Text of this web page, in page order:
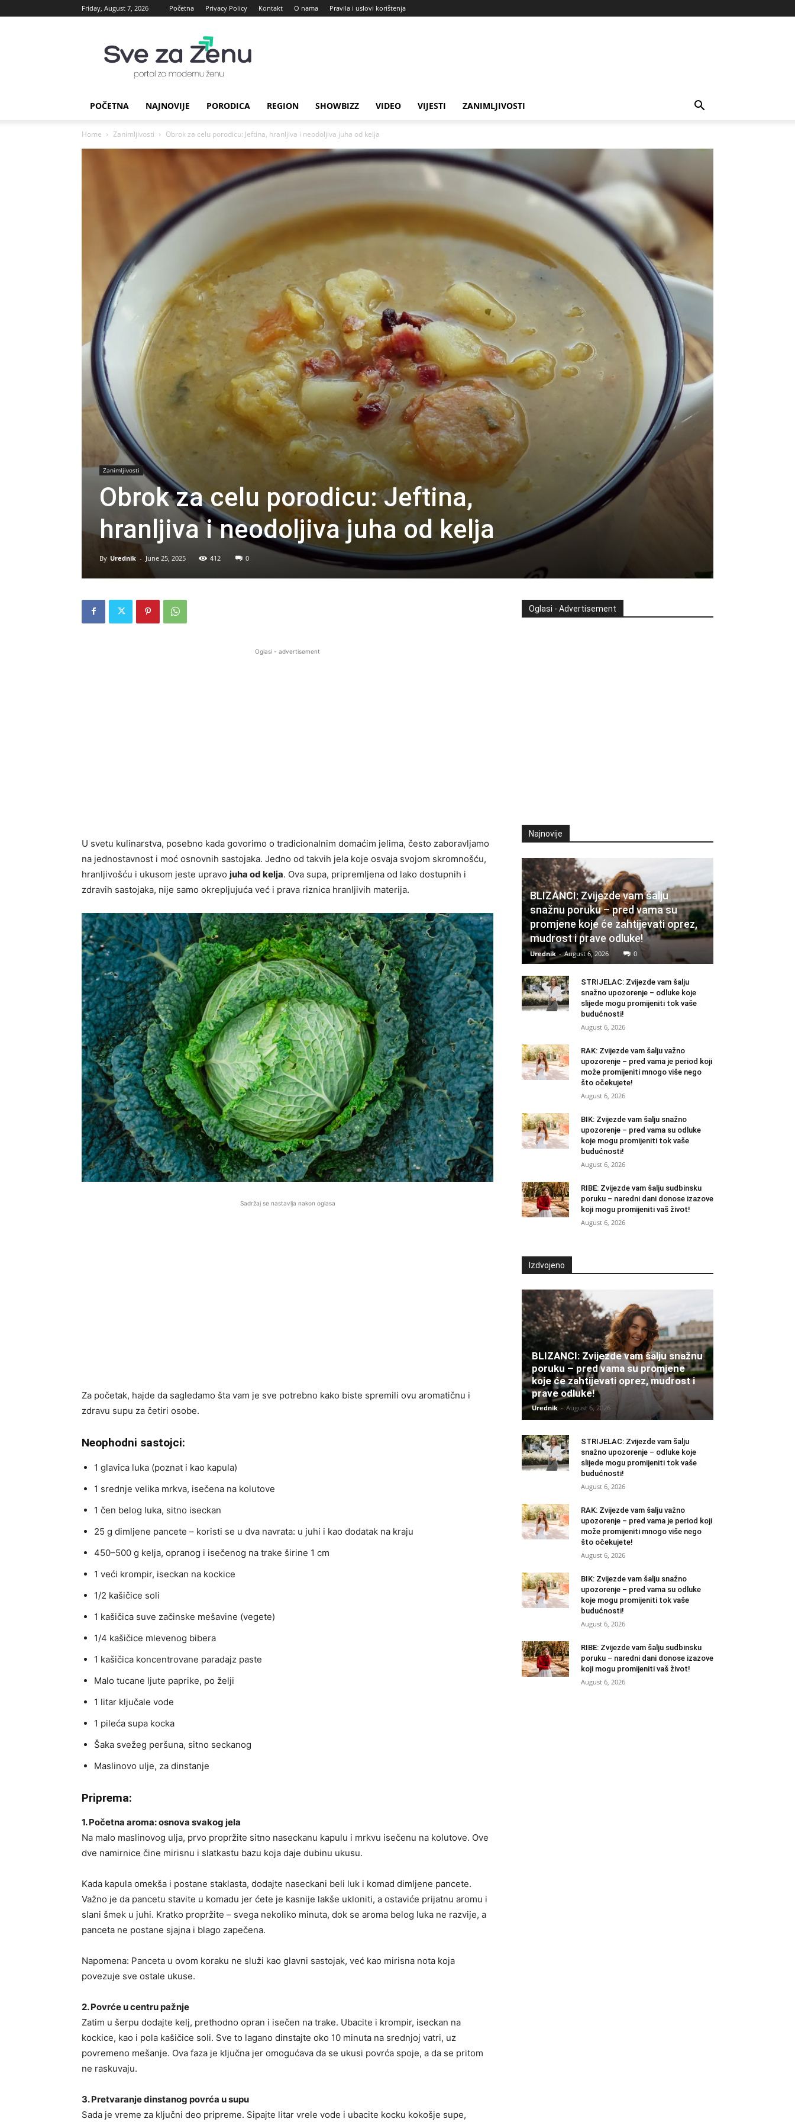
Friday, August 7, 2026 Početna Privacy Policy Kontakt O nama Pravila i uslovi korištenja
za
Zenu
POČETNA NAJNOVIJE PORODICA REGION SHOWBIZZ VIDEO VIJESTI ZANIMLJIVOSTI
Home Zanimljivosti Obrok za celu porodicu: Jeftina, hranljiva i neodoljiva juha od kelja
Zanimljivosti
Obrok za celu porodicu: Jeftina,
hranljiva i neodoljiva juha od kelja
By Urednik - June 25, 2025 412 0
Oglasi - advertisement
U svetu kulinarstva, posebno kada govorimo o tradicionalnim domaćim jelima, često zaboravljamo
na jednostavnost i moć osnovnih sastojaka. Jedno od takvih jela koje osvaja svojom skromnošću,
hranljivošću i ukusom jeste upravo juha od kelja. Ova supa, pripremljena od lako dostupnih i
zdravih sastojaka, nije samo okrepljujuća već i prava riznica hranljivih materija.
Sadržaj se nastavlja nakon oglasa
Za početak, hajde da sagledamo šta vam je sve potrebno kako biste spremili ovu aromatičnu i
zdravu supu za četiri osobe.
Neophodni sastojci:
1 glavica luka (poznat i kao kapula)
1 srednje velika mrkva, isečena na kolutove
1 čen belog luka, sitno iseckan
25 g dimljene pancete – koristi se u dva navrata: u juhi i kao dodatak na kraju
450–500 g kelja, opranog i isečenog na trake širine 1 cm
1 veći krompir, iseckan na kockice
1/2 kašičice soli
1 kašičica suve začinske mešavine (vegete)
1/4 kašičice mlevenog bibera
1 kašičica koncentrovane paradajz paste
Malo tucane ljute paprike, po želji
1 litar ključale vode
1 pileća supa kocka
Šaka svežeg peršuna, sitno seckanog
Maslinovo ulje, za dinstanje
Priprema:
1. Početna aroma: osnova svakog jela
Na malo maslinovog ulja, prvo propržite sitno naseckanu kapulu i mrkvu isečenu na kolutove. Ove
dve namirnice čine mirisnu i slatkastu bazu koja daje dubinu ukusu.
Kada kapula omekša i postane staklasta, dodajte naseckani beli luk i komad dimljene pancete.
Važno je da pancetu stavite u komadu jer ćete je kasnije lakše ukloniti, a ostaviće prijatnu aromu i
slani šmek u juhi. Kratko propržite – svega nekoliko minuta, dok se aroma belog luka ne razvije, a
panceta ne postane sjajna i blago zapečena.
Napomena: Panceta u ovom koraku ne služi kao glavni sastojak, već kao mirisna nota koja
povezuje sve ostale ukuse.
2. Povrće u centru pažnje
Zatim u šerpu dodajte kelj, prethodno opran i isečen na trake. Ubacite i krompir, iseckan na
kockice, kao i pola kašičice soli. Sve to lagano dinstajte oko 10 minuta na srednjoj vatri, uz
povremeno mešanje. Ova faza je ključna jer omogućava da se ukusi povrća spoje, a da se pritom
ne raskuvaju.
3. Pretvaranje dinstanog povrća u supu
Sada je vreme za ključni deo pripreme. Sipajte litar vrele vode i ubacite kocku kokošje supe,
Oglasi - Advertisement
Najnovije
BLIZANCI: Zvijezde vam šalju
snažnu poruku – pred vama su
promjene koje će zahtijevati oprez,
mudrost i prave odluke!
Urednik - August 6, 2026 0
STRIJELAC: Zvijezde vam šalju
snažno upozorenje – odluke koje
slijede mogu promijeniti tok vaše
budućnosti!
August 6, 2026
RAK: Zvijezde vam šalju važno
upozorenje – pred vama je period koji
može promijeniti mnogo više nego
što očekujete!
August 6, 2026
BIK: Zvijezde vam šalju snažno
upozorenje – pred vama su odluke
koje mogu promijeniti tok vaše
budućnosti!
August 6, 2026
RIBE: Zvijezde vam šalju sudbinsku
poruku – naredni dani donose izazove
koji mogu promijeniti vaš život!
August 6, 2026
Izdvojeno
BLIZANCI: Zvijezde vam šalju snažnu
poruku – pred vama su promjene
koje će zahtijevati oprez, mudrost i
prave odluke!
Urednik - August 6, 2026
STRIJELAC: Zvijezde vam šalju
snažno upozorenje – odluke koje
slijede mogu promijeniti tok vaše
budućnosti!
August 6, 2026
RAK: Zvijezde vam šalju važno
upozorenje – pred vama je period koji
može promijeniti mnogo više nego
što očekujete!
August 6, 2026
BIK: Zvijezde vam šalju snažno
upozorenje – pred vama su odluke
koje mogu promijeniti tok vaše
budućnosti!
August 6, 2026
RIBE: Zvijezde vam šalju sudbinsku
poruku – naredni dani donose izazove
koji mogu promijeniti vaš život!
August 6, 2026